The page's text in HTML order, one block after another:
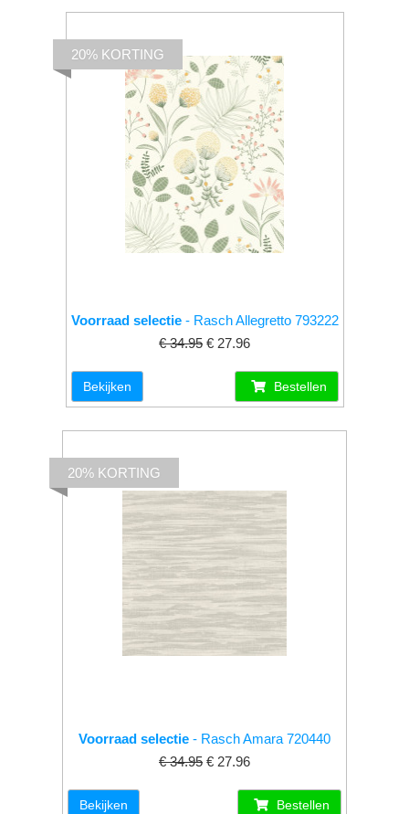
Voorraad selectie- Rasch Allegretto 793222
€ 34.95 € 27.96
20% KORTING
Bekijken Bestellen
Voorraad selectie - Rasch Amara 720440
€ 34.95 € 27.96
20% KORTING
Bekijken Bestellen